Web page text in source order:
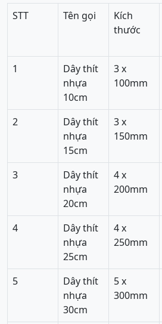
STT Tên gọi
Kích
thước
1
Dây thít
nhựa
10cm
3 x
100mm
2
Dây thít
nhựa
15cm
3 x
150mm
3
Dây thít
nhựa
20cm
4 x
200mm
4
Dây thít
nhựa
25cm
4 x
250mm
5
Dây thít
nhựa
30cm
5 x
300mm